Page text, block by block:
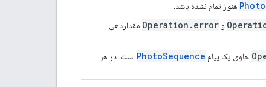
هنوز تمام نشده باشد.
Operation.error مقداردهی
حاوی یک پیام PhotoSequence است. در هر